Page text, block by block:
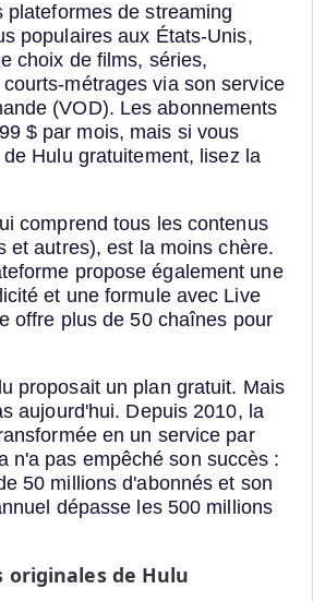
plateformes de streaming
populaires aux États-Unis,
choix de films, séries,
métrages via son service
(VOD). Les abonnements
$ par mois, mais si vous
Hulu gratuitement, lisez la
comprend tous les contenus
et autres), est la moins chère.
propose également une
et une formule avec Live
offre plus de 50 chaînes pour
proposait un plan gratuit. Mais
aujourd'hui. Depuis 2010, la
en un service par
n'a pas empêché son succès :
50 millions d'abonnés et son
dépasse les 500 millions
originales de Hulu